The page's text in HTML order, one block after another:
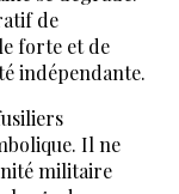
de
forte et de
indépendante.
Il ne
militaire